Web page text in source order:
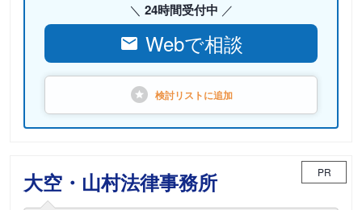
24時間受付中
Webで相談
検討リストに追加
大空・山村法律事務所 PR